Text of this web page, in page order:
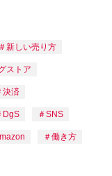
新しい売り方
ストア
決済
DgS SNS
働き方